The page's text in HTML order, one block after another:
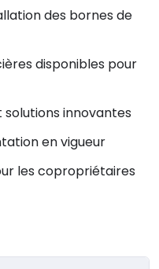
des bornes de
disponibles pour
innovantes
en vigueur
les copropriétaires